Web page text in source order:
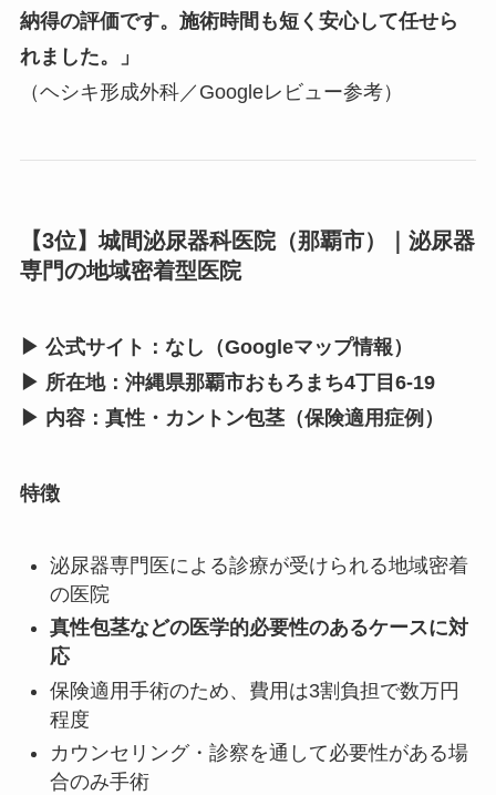
納得の評価です。施術時間も短く安心して任せら
れました。」
（ヘシキ形成外科／Googleレビュー参考）
【3位】城間泌尿器科医院（那覇市）｜泌尿器
専門の地域密着型医院
▶ 公式サイト：なし（Googleマップ情報）
▶ 所在地：沖縄県那覇市おもろまち4丁目6-19
▶ 内容：真性・カントン包茎（保険適用症例）
特徴
泌尿器専門医による診療が受けられる地域密着
の医院
真性包茎などの医学的必要性のあるケースに対
応
保険適用手術のため、費用は3割負担で数万円
程度
カウンセリング・診察を通して必要性がある場
合のみ手術